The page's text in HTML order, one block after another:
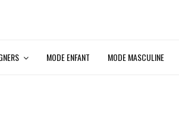
MODE ENFANT MODE MASCULINE